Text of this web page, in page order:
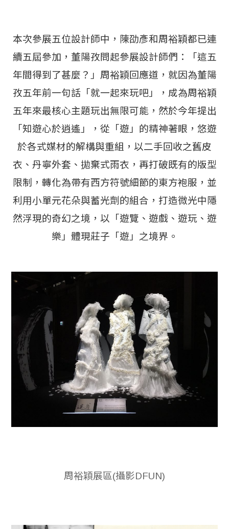
本次參展五位設計師中，陳劭彥和周裕穎都已連
續五屆參加，董陽孜問起參展設計師們：「這五
年間得到了甚麼？」周裕穎回應道，就因為董陽
孜五年前一句話「就一起來玩吧」，成為周裕穎
五年來最核心主題玩出無限可能，然於今年提出
「知遊心於逍遙」，從「遊」的精神著眼，悠遊
於各式媒材的解構與重組，以二手回收之舊皮
衣、丹寧外套、拋棄式雨衣，再打破既有的版型
限制，轉化為帶有西方符號細節的東方袍服，並
利用小單元花朵與蓄光劑的組合，打造微光中隱
然浮現的奇幻之境，以「遊覽、遊戲、遊玩、遊
樂」體現莊子「遊」之境界。
周裕穎展區(攝影DFUN)